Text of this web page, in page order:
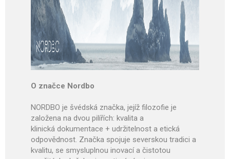
O značce Nordbo
NORDBO je švédská značka, jejíž filozofie je
založena na dvou pilířích: kvalita a
klinická dokumentace + udržitelnost a etická
odpovědnost. Značka spojuje severskou tradici a
kvalitu, se smysluplnou inovací a čistotou